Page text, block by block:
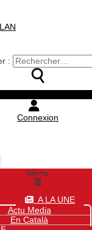
:
Connexion
Menu
A LA UNE
Actu Media
En Català